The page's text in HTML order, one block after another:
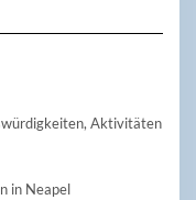
Aktivitäten
in Neapel